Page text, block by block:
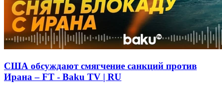
США обсуждают смягчение санкций против
Ирана – FT - Baku TV | RU